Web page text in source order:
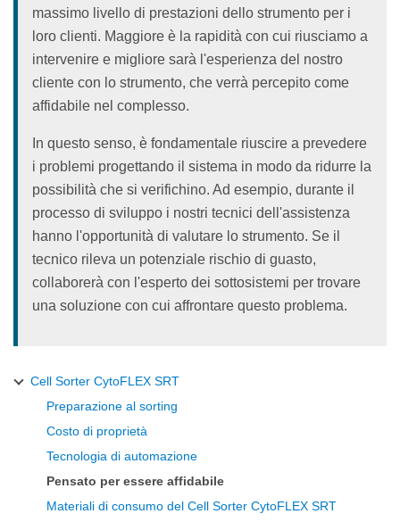
massimo livello di prestazioni dello strumento per i
loro clienti. Maggiore è la rapidità con cui riusciamo a
intervenire e migliore sarà l'esperienza del nostro
cliente con lo strumento, che verrà percepito come
affidabile nel complesso.
In questo senso, è fondamentale riuscire a prevedere
i problemi progettando il sistema in modo da ridurre la
possibilità che si verifichino. Ad esempio, durante il
processo di sviluppo i nostri tecnici dell'assistenza
hanno l'opportunità di valutare lo strumento. Se il
tecnico rileva un potenziale rischio di guasto,
collaborerà con l'esperto dei sottosistemi per trovare
una soluzione con cui affrontare questo problema.
Cell Sorter CytoFLEX SRT
Preparazione al sorting
Costo di proprietà
Tecnologia di automazione
Pensato per essere affidabile
Materiali di consumo del Cell Sorter CytoFLEX SRT